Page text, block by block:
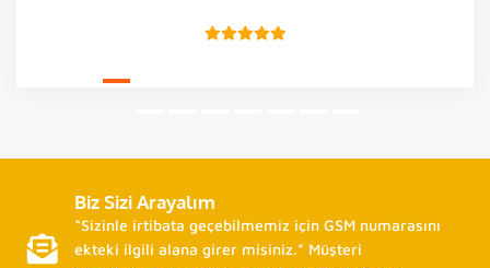
Biz Sizi Arayalım
“Sizinle irtibata geçebilmemiz için GSM numarasını
ekteki ilgili alana girer misiniz.” Müşteri